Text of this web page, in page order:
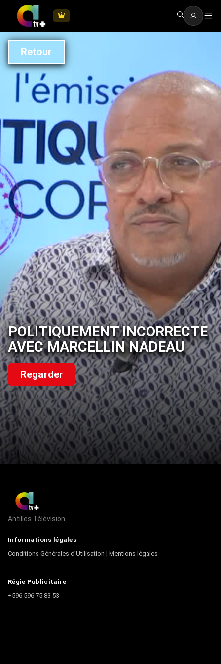
Retour
POLITIQUEMENT INCORRECTE
AVEC MARCELLIN NADEAU
Regarder
Antilles Télévision
Informations légales
Conditions Générales d’Utilisation | Mentions légales
Régie Publicitaire
+596 596 75 83 53